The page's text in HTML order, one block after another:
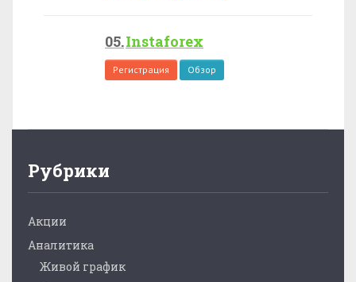
Instaforex
Регистрация Обзор
Рубрики
Акции
Аналитика
Живой график